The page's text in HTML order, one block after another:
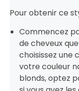
Pour obtenir ce
Commencez
de cheveux
choisissez une
votre couleur
blonds, optez